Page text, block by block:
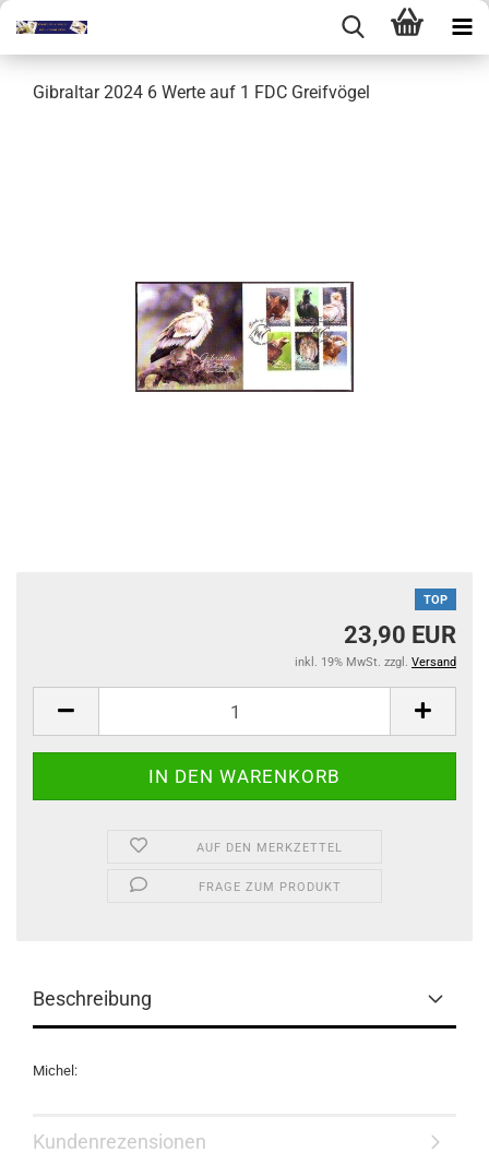
Gibraltar 2024 6 Werte auf 1 FDC Greifvögel
TOP
23,90 EUR
inkl. 19% MwSt. zzgl. Versand
AUF DEN MERKZETTEL
FRAGE ZUM PRODUKT
Beschreibung
Michel:
Kundenrezensionen